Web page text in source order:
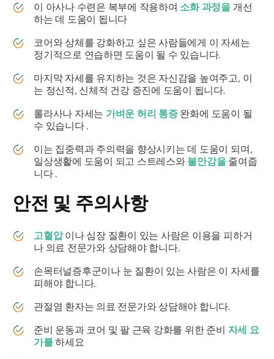
이 아사나 수련은 복부에 작용하여 소화 과정을 개선
하는 데 도움이 됩니다
코어와 상체를 강화하고 싶은 사람들에게 이 자세는
정기적으로 연습하면 도움이 될 수 있습니다.
마지막 자세를 유지하는 것은 자신감을 높여주고, 이
는 정신적, 신체적 건강 증진에 도움이 됩니다.
롤라사나 자세는 가벼운 허리 통증완화에 도움이 될
수 있습니다 .
이는 집중력과 주의력을 향상시키는 데 도움이 되며,
일상생활에 도움이 되고 스트레스와 불안감을줄여줍
니다 .
안전 및 주의사항
고혈압이나 심장 질환이 있는 사람은 이용을 피하거
나 의료 전문가와 상담해야 합니다.
손목터널증후군이나 눈 질환이 있는 사람은 이 자세를
피해야 합니다.
관절염 환자는 의료 전문가와 상담해야 합니다.
준비 운동과 코어 및 팔 근육 강화를 위한 준비 자세 요
가를하세요